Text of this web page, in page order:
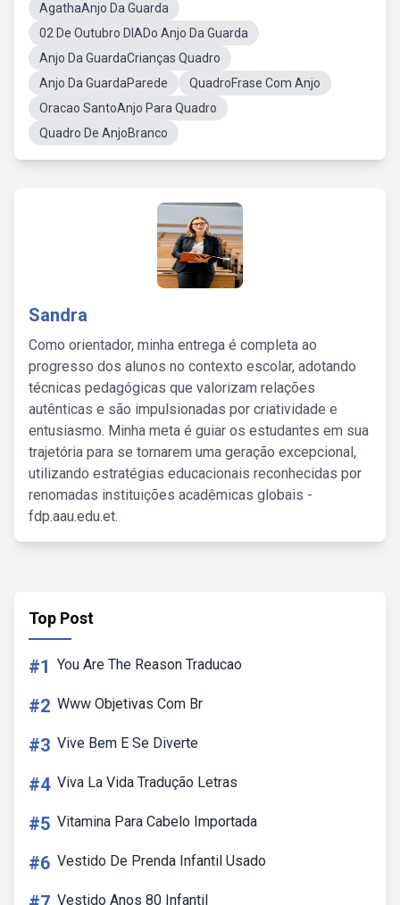
AgathaAnjo Da Guarda
02 De Outubro DIADo Anjo Da Guarda
Anjo Da GuardaCrianças Quadro
Anjo Da GuardaParede
QuadroFrase Com Anjo
Oracao SantoAnjo Para Quadro
Quadro De AnjoBranco
Sandra
Como orientador, minha entrega é completa ao
progresso dos alunos no contexto escolar, adotando
técnicas pedagógicas que valorizam relações
autênticas e são impulsionadas por criatividade e
entusiasmo. Minha meta é guiar os estudantes em sua
trajetória para se tornarem uma geração excepcional,
utilizando estratégias educacionais reconhecidas por
renomadas instituições acadêmicas globais -
fdp.aau.edu.et.
Top Post
#1 You Are The Reason Traducao
#2 Www Objetivas Com Br
#3 Vive Bem E Se Diverte
#4 Viva La Vida Tradução Letras
#5 Vitamina Para Cabelo Importada
#6 Vestido De Prenda Infantil Usado
Vestido Anos 80 Infantil